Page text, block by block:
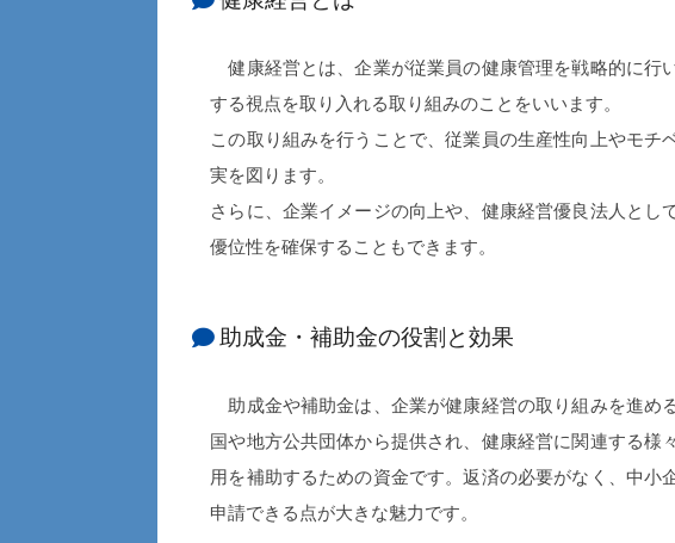
健康経営とは、企業が従業員の健康管理を戦略的に行
する視点を取り入れる取り組みのことをいいます。
この取り組みを行うことで、従業員の生産性向上やモチ
実を図ります。
さらに、企業イメージの向上や、健康経営優良法人とし
優位性を確保することもできます。
助成金・補助金の役割と効果
助成金や補助金は、企業が健康経営の取り組みを進め
国や地方公共団体から提供され、健康経営に関連する様
用を補助するための資金です。返済の必要がなく、中小
申請できる点が大きな魅力です。